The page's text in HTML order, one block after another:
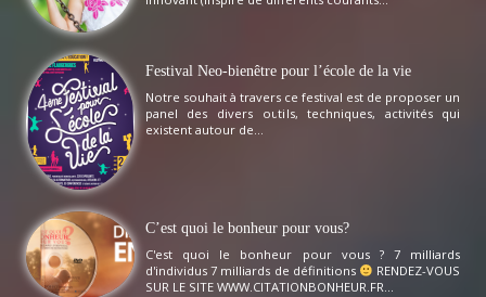
Festival Neo-bienêtre pour l’école de la vie
Notre souhait à travers ce festival est de proposer un
panel des divers outils, techniques, activités qui
existent autour de...
C’est quoi le bonheur pour vous?
C'est quoi le bonheur pour vous ? 7 milliards
d'individus 7 milliards de définitions
RENDEZ-VOUS
SUR LE SITE WWW.CITATIONBONHEUR.FR...